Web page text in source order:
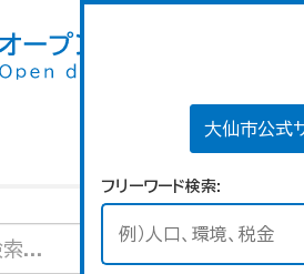
大仙市公式
フリーワード検索